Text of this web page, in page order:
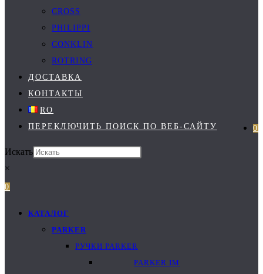
CROSS
PHILIPPI
CONKLIN
ROTRING
ДОСТАВКА
КОНТАКТЫ
RO
0
ПЕРЕКЛЮЧИТЬ ПОИСК ПО ВЕБ-САЙТУ
Искать
×
0
КАТАЛОГ
PARKER
РУЧКИ PARKER
PARKER IM